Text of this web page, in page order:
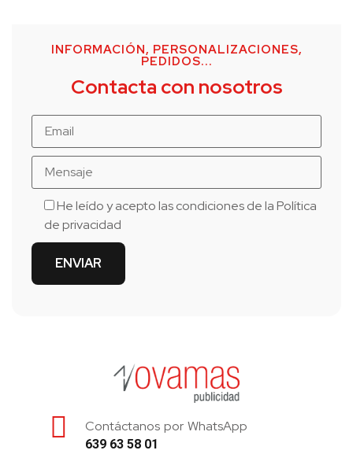
INFORMACIÓN, PERSONALIZACIONES,
PEDIDOS...
Contacta con nosotros
He leído y acepto las condiciones de laPolítica
de privacidad
Contáctanos por WhatsApp
639 63 58 01